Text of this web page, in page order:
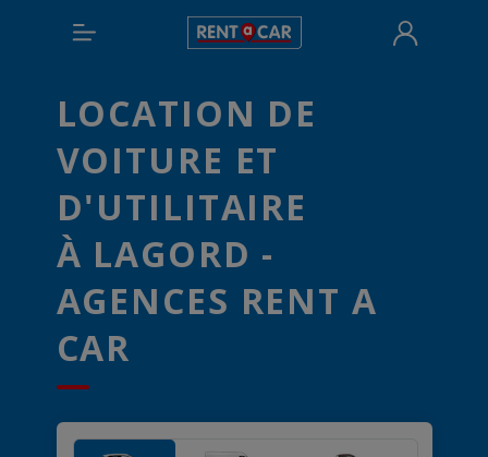
LOCATION DE
VOITURE ET
D'UTILITAIRE
À LAGORD -
AGENCES RENT A
CAR